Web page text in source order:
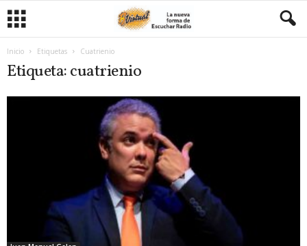
Inicio Etiquetas Cuatrienio
Etiqueta: cuatrienio